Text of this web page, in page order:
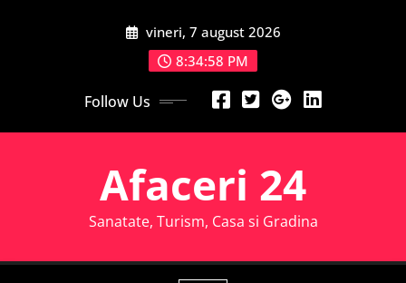
vineri, 7 august 2026
8:34:59 PM
Follow Us
Afaceri 24
Sanatate, Turism, Casa si Gradina